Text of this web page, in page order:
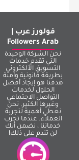
فولورز عرب |
Followers Arab
نحن الشركة الوحيدة
التي تقدم خدمات
التسويق الألكتروني
بطريقة قانونية وأمنة
هدفنا هو إيجاد أفضل
الحلول لخدمات
التواصل الاجتماعي
وغيرها الكثير. نحن
نعطي أهمية لتجربة
العملاء. عندما تجرب
خدماتنا ، نضمن أنك
لن تندم على ذلك!